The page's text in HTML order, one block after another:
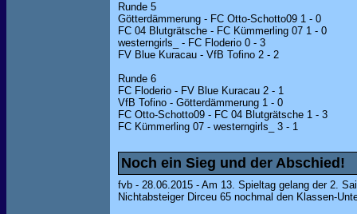
Runde 5
Götterdämmerung - FC Otto-Schotto09 1 - 0
FC 04 Blutgrätsche - FC Kümmerling 07 1 - 0
westerngirls_ - FC Floderio 0 - 3
FV Blue Kuracau - VfB Tofino 2 - 2
Runde 6
FC Floderio - FV Blue Kuracau 2 - 1
VfB Tofino - Götterdämmerung 1 - 0
FC Otto-Schotto09 - FC 04 Blutgrätsche 1 - 3
FC Kümmerling 07 - westerngirls_ 3 - 1
Noch ein Sieg und der Abschied!
fvb - 28.06.2015 - Am 13. Spieltag gelang der 2.
Nichtabsteiger Dirceu 65 nochmal den Klassen-